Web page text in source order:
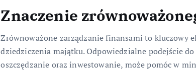
Znaczenie
Zrównoważone zarządzanie finansami to kluczowy
dziedziczenia majątku. Odpowiedzialne podejście
oszczędzanie oraz inwestowanie, może pomóc w